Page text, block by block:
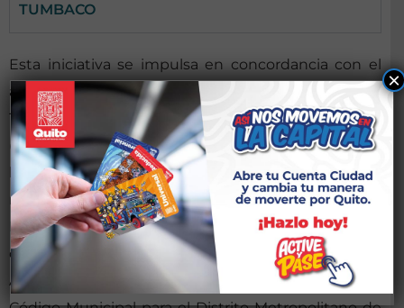
TUMBACO
Esta iniciativa se impulsa en concordancia con el
artículo 303 del Código Orgánico de Organización
Territorial, Autonomía y Descentralización
(COOTAD), en el cual se establece que el derecho a
la participación ciudadana se ejercerá en todos los
niveles de los Gobiernos Autónomos
Descentralizados, a través de los mecanismos de
democracia representativa, directa y comunitaria.
Así como también, al artículo 418, literal b) del
×